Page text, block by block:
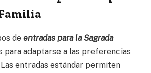
de entradas para la Sagrada
para adaptarse a las preferencias
entradas estándar permiten